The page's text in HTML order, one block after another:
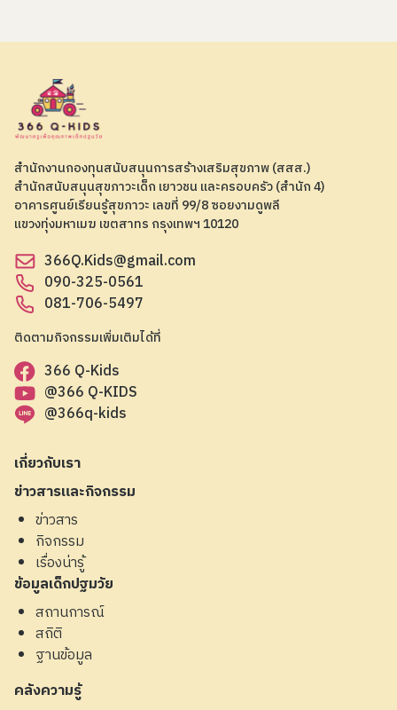
สำนักงานกองทุนสนับสนุนการสร้างเสริมสุขภาพ (สสส.)
สำนักสนับสนุนสุขภาวะเด็ก เยาวชน และครอบครัว (สำนัก 4)
อาคารศูนย์เรียนรู้สุขภาวะ เลขที่ 99/8 ซอยงามดูพลี
แขวงทุ่งมหาเมฆ เขตสาทร กรุงเทพฯ 10120
366Q.Kids@gmail.com
090-325-0561
081-706-5497
เกี่ยวกับเรา
ข่าวสารและกิจกรรม
ข่าวสาร
กิจกรรม
เรื่องน่ารู้
ข้อมูลเด็กปฐมวัย
สถานการณ์
สถิติ
ฐานข้อมูล
คลังความรู้
ติดตามกิจกรรมเพิ่มเติมได้ที่
366 Q-Kids
@366 Q-KIDS
@366q-kids